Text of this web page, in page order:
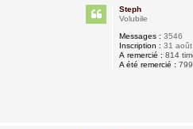
Steph
Volubile
Messages : 3546
Inscription : 31
A remercié : 814
A été remercié :